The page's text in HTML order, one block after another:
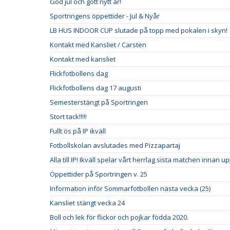
Sportringens öppettider - Jul & Nyår
LB HUS INDOOR CUP slutade på topp med pokalen i skyn!
Kontakt med Kansliet / Carsten
Kontakt med kansliet
Flickfotbollens dag
Flickfotbollens dag 17 augusti
Semesterstängt på Sportringen
Stort tack!!!!!
Fullt ös på IP ikväll
Fotbollskolan avslutades med Pizzapartaj
Alla till IP! Ikväll spelar vårt herrlag sista matchen innan
Öppettider på Sportringen v. 25
Information inför Sommarfotbollen nästa vecka (25)
Kansliet stängt vecka 24
Boll och lek för flickor och pojkar födda 2020.